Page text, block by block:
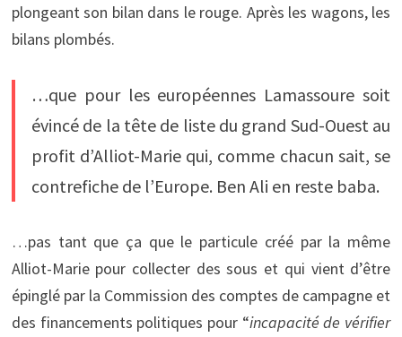
plongeant son bilan dans le rouge. Après les wagons, les
bilans plombés.
…que pour les européennes Lamassoure soit
évincé de la tête de liste du grand Sud-Ouest au
profit d’Alliot-Marie qui, comme chacun sait, se
contrefiche de l’Europe. Ben Ali en reste baba.
…pas tant que ça que le particule créé par la même
Alliot-Marie pour collecter des sous et qui vient d’être
épinglé par la Commission des comptes de campagne et
des financements politiques pour “incapacité de vérifier